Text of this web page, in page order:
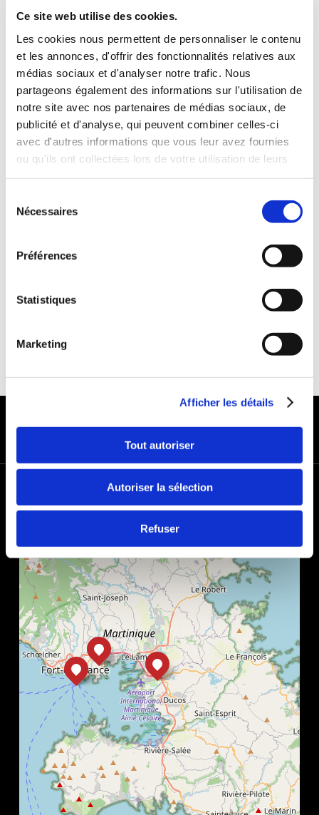
Ce site web utilise des cookies.
Les cookies nous permettent de personnaliser le contenu
et les annonces, d'offrir des fonctionnalités relatives aux
médias sociaux et d'analyser notre trafic. Nous
partageons également des informations sur l'utilisation de
notre site avec nos partenaires de médias sociaux, de
publicité et d'analyse, qui peuvent combiner celles-ci
avec d'autres informations que vous leur avez fournies
ou qu'ils ont collectées lors de votre utilisation de leurs
Nécessaires
Préférences
Statistiques
Marketing
Afficher les détails
Tout autoriser
Autoriser la sélection
Refuser
INCLUS À LA LOCATION
Killométrage illimité
Assurance tous risques (hors franchise)
Carburant : plein à rendre plein
CONDITIONS DE LOCATION
Age minimum :20 ans
Années de permis :2 ans
ASSURANCE
MODES DE PAIEMENT
−